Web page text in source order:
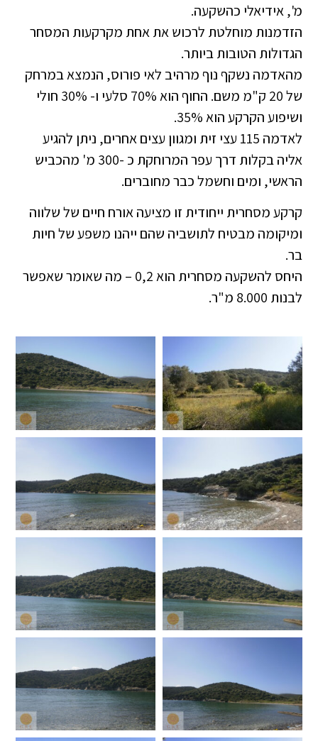
מ', אידיאלי כהשקעה.
הזדמנות מוחלטת לרכוש את אחת מקרקעות המסחר
הגדולות הטובות ביותר.
מהאדמה נשקף נוף מרהיב לאי פורוס, הנמצא במרחק
של 20 ק"מ משם. החוף הוא 70% סלעי ו- 30% חולי
ושיפוע הקרקע הוא 35%.
לאדמה 115 עצי זית ומגוון עצים אחרים, ניתן להגיע
אליה בקלות דרך עפר המרוחקת כ -300 מ' מהכביש
הראשי, ומים וחשמל כבר מחוברים.
קרקע מסחרית ייחודית זו מציעה אורח חיים של שלווה
ומיקומה מבטיח לתושביה שהם ייהנו משפע של חיות
בר.
היחס להשקעה מסחרית הוא 0,2 – מה שאומר שאפשר
לבנות 8.000 מ"ר.